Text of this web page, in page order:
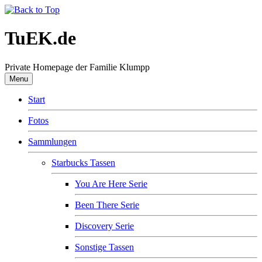
TuEK.de
Private Homepage der Familie Klumpp
Menu
Start
Fotos
Sammlungen
Starbucks Tassen
You Are Here Serie
Been There Serie
Discovery Serie
Sonstige Tassen